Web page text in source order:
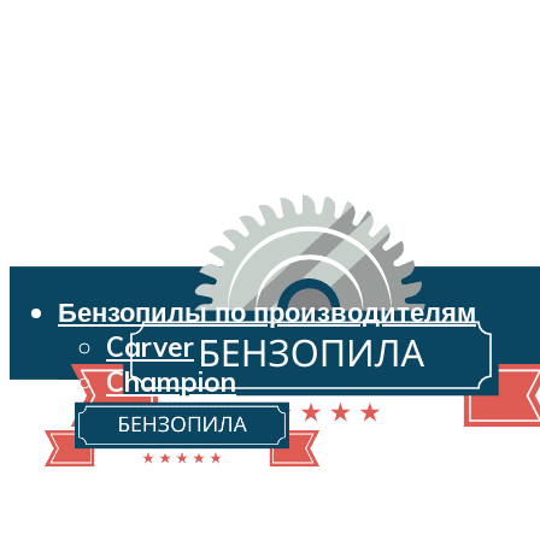
Бензопилы по производителям
Carver
Champion
Echo
Husqvarna